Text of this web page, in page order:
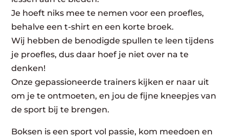
Je hoeft niks mee te nemen voor een proefles,
behalve een t-shirt en een korte broek.
Wij hebben de benodigde spullen te leen tijdens
je proefles, dus daar hoef je niet over na te
denken!
Onze gepassioneerde trainers kijken er naar uit
om je te ontmoeten, en jou de fijne kneepjes van
de sport bij te brengen.
Boksen is een sport vol passie, kom meedoen en